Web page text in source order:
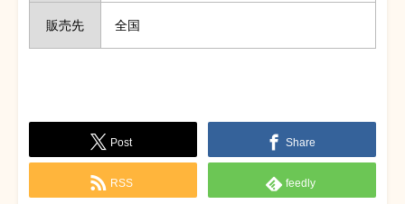
販売先 全国
Post Share
RSS feedly